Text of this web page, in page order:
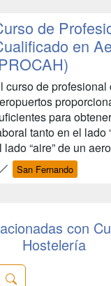
ambas partes. Para ello te
para ...
de
en
curso de
para
tanto en el lado
lado “aire” de un
gusta esta profesión
tu
para ...
San Fernando
con
Hostelería